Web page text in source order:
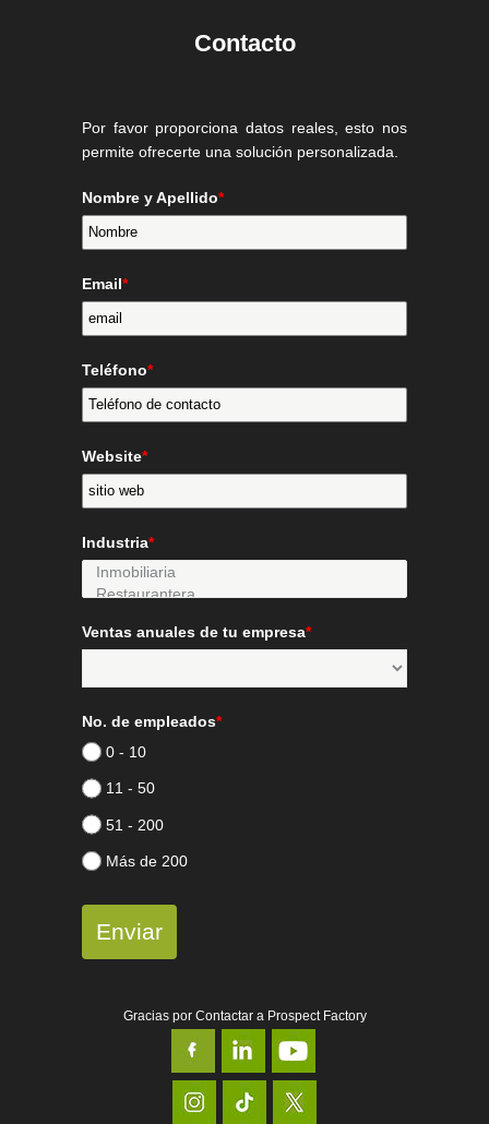
Contacto
Por favor proporciona datos reales, esto nos
permite ofrecerte una solución personalizada.
Nombre y Apellido*
Email*
Teléfono*
Website*
Industria*
Ventas anuales de tu empresa*
No. de empleados*
0 - 10
11 - 50
51 - 200
Más de 200
Enviar
Gracias por Contactar a Prospect Factory